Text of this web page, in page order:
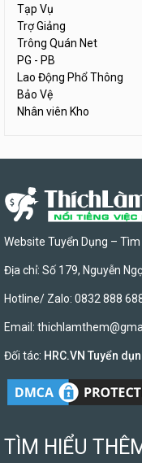
Tạp Vụ
Trợ Giảng
Trông Quán Net
PG - PB
Lao Động Phổ Thông
Bảo Vệ
Nhân viên Kho
Website Tuyển Dụng –
Địa chỉ: Số 179, Nguyễn
Hotline/ Zalo: 0832 888
Email:
Đối tác: HRC.VN Tuyển
TÌM HIỂU